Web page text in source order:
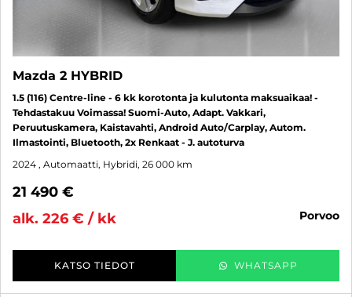
Mazda 2 HYBRID
1.5 (116) Centre-line - 6 kk korotonta ja kulutonta maksuaikaa! -
Tehdastakuu Voimassa! Suomi-Auto, Adapt. Vakkari,
Peruutuskamera, Kaistavahti, Android Auto/Carplay, Autom.
Ilmastointi, Bluetooth, 2x Renkaat - J. autoturva
2024 , Automaatti, Hybridi, 26 000 km
21 490 €
alk. 226 € / kk
porvoo
KATSO TIEDOT WHATSAPP